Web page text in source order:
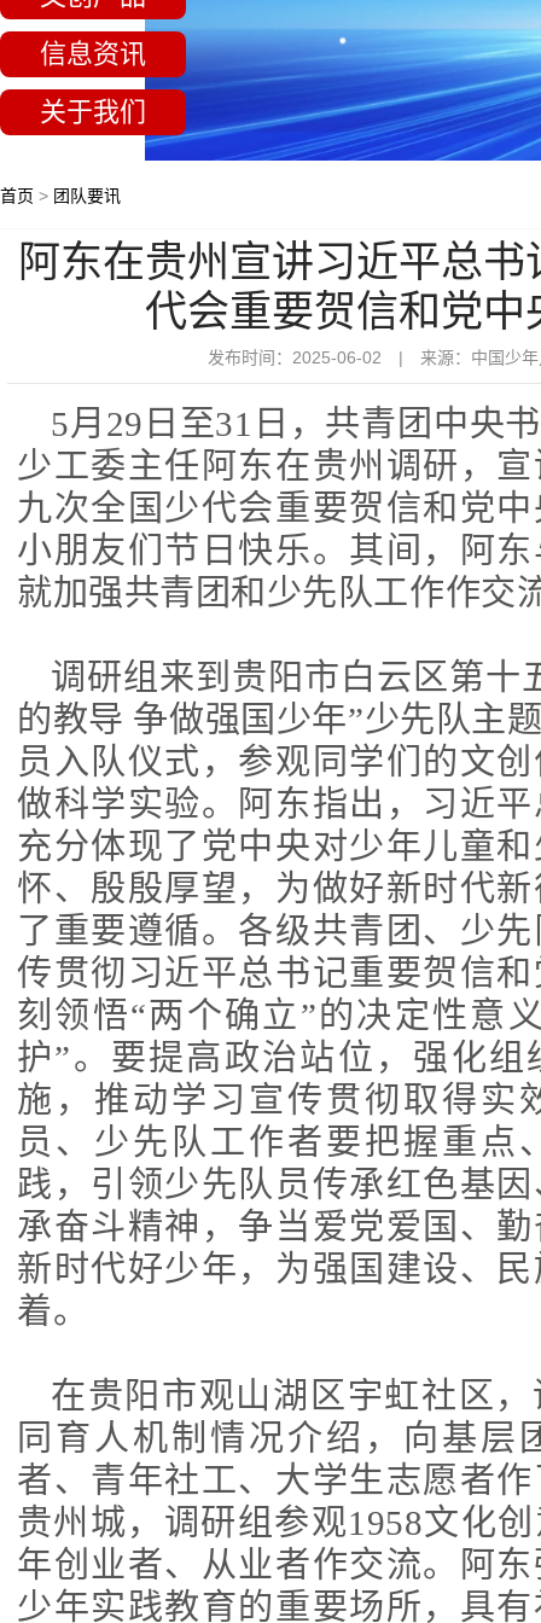
信息资讯
关于我们
首页 > 团队要讯
阿东在贵州宣讲习近平总
代会重要贺信和党中
发布时间：2025-06-02 | 来源：中国少年
5月29日至31日，共青团中央
少工委主任阿东在贵州调研，
九次全国少代会重要贺信和党
小朋友们节日快乐。其间，阿
就加强共青团和少先队工作作交
调研组来到贵阳市白云区第十
的教导 争做强国少年”少先队主
员入队仪式，参观同学们的文
做科学实验。阿东指出，习近
充分体现了党中央对少年儿童
怀、殷殷厚望，为做好新时代
了重要遵循。各级共青团、少
传贯彻习近平总书记重要贺信
刻领悟“两个确立”的决定性意
护”。要提高政治站位，强化
施， 推动学习宣传贯彻取得实
员、少先队工作者要把握重点
践，引领少先队员传承红色基
承奋斗精神，争当爱党爱国、
新时代好少年，为强国建设、
着。
在贵阳市观山湖区宇虹社区
同育人机制情况介绍，向基层
者、青年社工、大学生志愿者
贵州城，调研组参观1958文化
年创业者、从业者作交流。阿
少年实践教育的重要场所，具